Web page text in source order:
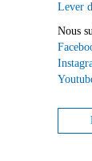
Lever
Nous